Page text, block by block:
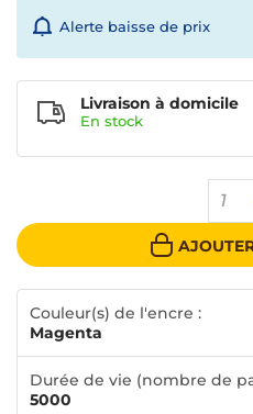
Alerte baisse de prix
1
Livraison à domicile
En stock
Couleur(s) de l'encre :
Magenta
Durée de vie (nombre de
5000